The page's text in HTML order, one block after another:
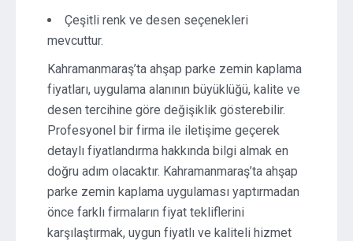
Çeşitli renk ve desen seçenekleri
mevcuttur.
Kahramanmaraş’ta ahşap parke zemin kaplama
fiyatları, uygulama alanının büyüklüğü, kalite ve
desen tercihine göre değişiklik gösterebilir.
Profesyonel bir firma ile iletişime geçerek
detaylı fiyatlandırma hakkında bilgi almak en
doğru adım olacaktır. Kahramanmaraş’ta ahşap
parke zemin kaplama uygulaması yaptırmadan
önce farklı firmaların fiyat tekliflerini
karşılaştırmak, uygun fiyatlı ve kaliteli hizmet